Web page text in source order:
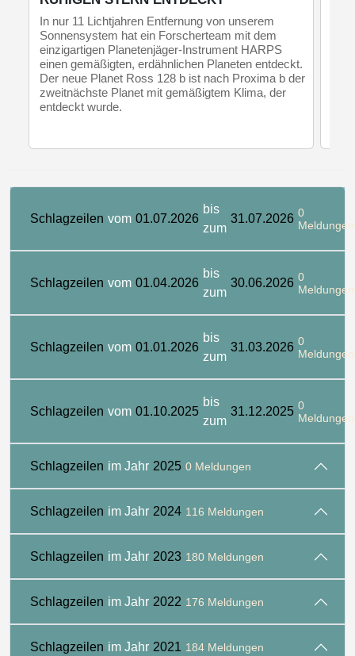
In nur 11 Lichtjahren Entfernung von unserem
Sonnensystem hat ein Forscherteam mit dem
einzigartigen Planetenjäger-Instrument HARPS
einen gemäßigten, erdähnlichen Planeten entdeckt.
Der neue Planet Ross 128 b ist nach Proxima b der
zweitnächste Planet mit gemäßigtem Klima, der
entdeckt wurde.
Schlagzeilen vom 01.07.2026
bis
zum
31.07.2026 0
Meldungen
Schlagzeilen vom 01.04.2026
bis
zum
30.06.2026 0
Meldungen
Schlagzeilen vom 01.01.2026
bis
zum
31.03.2026 0
Meldungen
Schlagzeilen vom 01.10.2025
bis
zum
31.12.2025 0
Meldungen
Schlagzeilen im Jahr 2025 0 Meldungen
Schlagzeilen im Jahr 2024 116 Meldungen
Schlagzeilen im Jahr 2023 180 Meldungen
Schlagzeilen im Jahr 2022 176 Meldungen
Schlagzeilen im Jahr 2021 184 Meldungen